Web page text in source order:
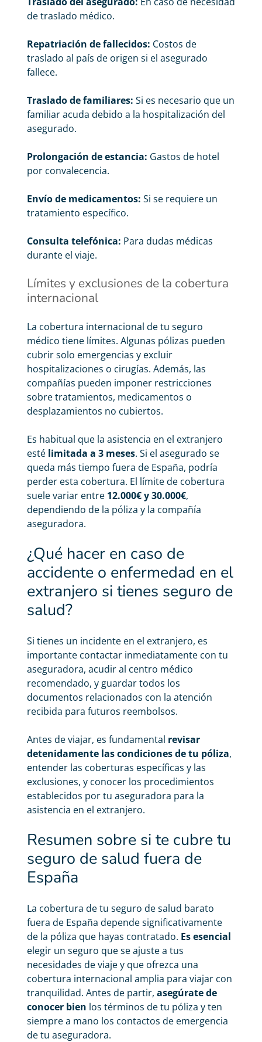
de traslado médico.
Repatriación de fallecidos: Costos de
traslado al país de origen si el asegurado
fallece.
Traslado de familiares: Si es necesario que un
familiar acuda debido a la hospitalización del
asegurado.
Prolongación de estancia: Gastos de hotel
por convalecencia.
Envío de medicamentos: Si se requiere un
tratamiento específico.
Consulta telefónica: Para dudas médicas
durante el viaje.
Límites y exclusiones de la cobertura
internacional
La cobertura internacional de tu seguro
médico tiene límites. Algunas pólizas pueden
cubrir solo emergencias y excluir
hospitalizaciones o cirugías. Además, las
compañías pueden imponer restricciones
sobre tratamientos, medicamentos o
desplazamientos no cubiertos.
Es habitual que la asistencia en el extranjero
esté limitada a 3 meses. Si el asegurado se
queda más tiempo fuera de España, podría
perder esta cobertura. El límite de cobertura
suele variar entre 12.000€ y 30.000€,
dependiendo de la póliza y la compañía
aseguradora.
¿Qué hacer en caso de
accidente o enfermedad en el
extranjero si tienes seguro de
salud?
Si tienes un incidente en el extranjero, es
importante contactar inmediatamente con tu
aseguradora, acudir al centro médico
recomendado, y guardar todos los
documentos relacionados con la atención
recibida para futuros reembolsos.
Antes de viajar, es fundamental revisar
detenidamente las condiciones de tu póliza,
entender las coberturas específicas y las
exclusiones, y conocer los procedimientos
establecidos por tu aseguradora para la
asistencia en el extranjero.
Resumen sobre si te cubre tu
seguro de salud fuera de
España
La cobertura de tu seguro de salud barato
fuera de España depende significativamente
de la póliza que hayas contratado. Es esencial
elegir un seguro que se ajuste a tus
necesidades de viaje y que ofrezca una
cobertura internacional amplia para viajar con
tranquilidad. Antes de partir, asegúrate de
conocer bien los términos de tu póliza y ten
siempre a mano los contactos de emergencia
de tu aseguradora.